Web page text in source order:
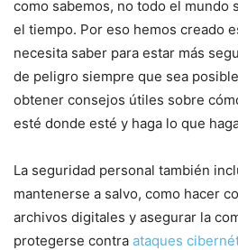
como sabemos, no todo el mundo
el tiempo. Por eso hemos creado
necesita saber para estar más
de peligro siempre que sea
obtener consejos útiles sobre
esté donde esté y haga lo que
La seguridad personal también
mantenerse a salvo, como hacer
archivos digitales y asegurar la
protegerse contra ataques